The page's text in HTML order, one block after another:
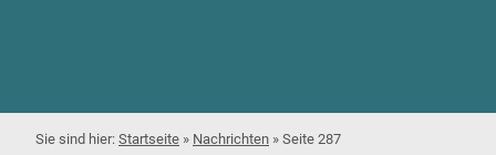
Startseite » Nachrichten » Seite 287